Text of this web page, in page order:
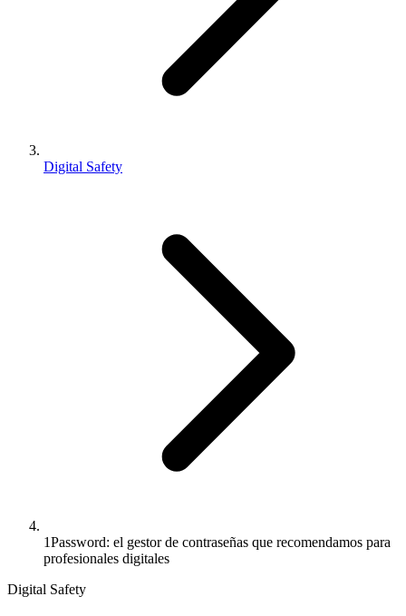
Digital Safety
1Password: el gestor de contraseñas que recomendamos para
profesionales digitales
Digital Safety